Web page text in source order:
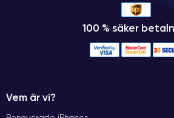
Perfekt skärmkvalitet och ljusstyrka för
God autonomi (under utveckling)
tiden eftersom den inte längre är mekanisk.
100 % säker
Vem är vi?